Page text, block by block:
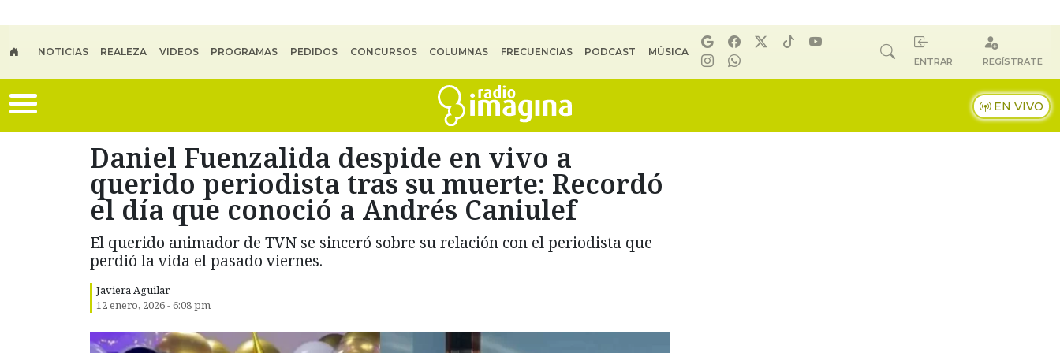
NOTICIAS REALEZA VIDEOS PROGRAMAS PEDIDOS CONCURSOS COLUMNAS FRECUENCIAS PODCAST MÚSICA
ENTRAR REGÍSTRATE
EN VIVO
Daniel Fuenzalida despide en vivo a
querido periodista tras su muerte: Recordó
el día que conoció a Andrés Caniulef
El querido animador de TVN se sinceró sobre su relación con el periodista que
perdió la vida el pasado viernes.
Javiera Aguilar
12 enero, 2026 - 6:08 pm